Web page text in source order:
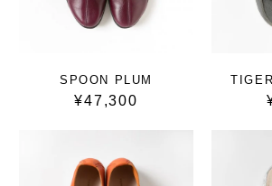
SPOON PLUM
¥47,300